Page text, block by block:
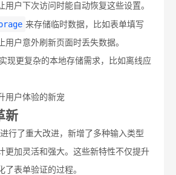
用户下次访问时能自动恢复这些设置。
来存储临时数据，比如表单填写
用户意外刷新页面时丢失数据。
现更复杂的本地存储需求，比如离线应
用户体验的新宠
新
行了重大改进，新增了多种输入类型
更加灵活和强大。这些新特性不仅提升
了表单验证的过程。